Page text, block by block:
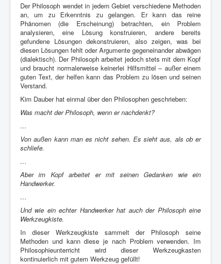
Der Philosoph wendet in jedem Gebiet verschiedene Methoden
an, um zu Erkenntnis zu gelangen. Er kann das reine
Phänomen (die Erscheinung) betrachten, ein Problem
analysieren, eine Lösung konstruieren, andere bereits
gefundene Lösungen dekonstruieren, also zeigen, was bei
diesen Lösungen fehlt oder Argumente gegeneinander abwägen
(dialektisch). Der Philosoph arbeitet jedoch stets mit dem Kopf
und braucht normalerweise keinerlei Hilfsmittel – außer einem
guten Text, der helfen kann das Problem zu lösen und seinen
Verstand.
Kim Dauber hat einmal über den Philosophen geschrieben:
Was macht der Philosoph, wenn er nachdenkt?
…
Von außen kann man es nicht sehen. Es sieht aus, als ob er
schliefe.
…
Aber im Kopf arbeitet er mit seinen Gedanken wie ein
Handwerker.
…
Und wie ein echter Handwerker hat auch der Philosoph eine
Werkzeugkiste.
In dieser Werkzeugkiste sammelt der Philosoph seine
Methoden und kann diese je nach Problem verwenden. Im
Philosophieunterricht wird dieser Werkzeugkasten
kontinuierlich mit gutem Werkzeug gefüllt!